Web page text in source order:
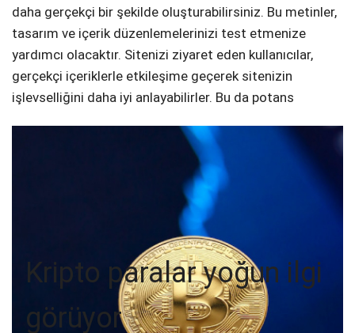
daha gerçekçi bir şekilde oluşturabilirsiniz. Bu metinler,
tasarım ve içerik düzenlemelerinizi test etmenize
yardımcı olacaktır. Sitenizi ziyaret eden kullanıcılar,
gerçekçi içeriklerle etkileşime geçerek sitenizin
işlevselliğini daha iyi anlayabilirler. Bu da potans
Kripto paralar yoğun ilgi
görüyor